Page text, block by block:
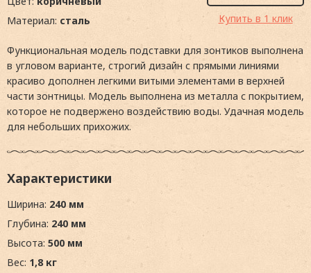
Материал: сталь Купить в 1 клик
Функциональная модель подставки для зонтиков выполнена
в угловом варианте, строгий дизайн с прямыми линиями
красиво дополнен легкими витыми элементами в верхней
части зонтницы. Модель выполнена из металла с покрытием,
которое не подвержено воздействию воды. Удачная модель
для небольших прихожих.
Характеристики
Ширина: 240 мм
Глубина: 240 мм
Высота: 500 мм
Вес: 1,8 кг